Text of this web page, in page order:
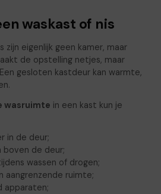
waskast of nis
zijn eigenlijk geen kamer, maar
de opstelling netjes, maar
gesloten kastdeur kan warmte,
wasruimte in een kast kun je
in de deur;
boven de deur;
wassen of drogen;
aangrenzende ruimte;
apparaten;